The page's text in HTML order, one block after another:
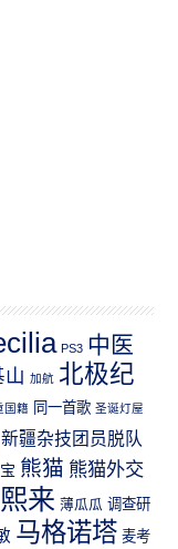
PS3 中医
山 加航 北极纪
国籍 同一首歌 圣诞灯屋
新疆杂技团员脱队
熊猫 熊猫外交
来 薄瓜瓜 调查研
马格诺塔 麦考